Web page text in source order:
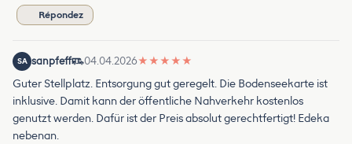
Répondez
SA sanpfeff 04.04.2026★ ★ ★ ★ ★
Guter Stellplatz. Entsorgung gut geregelt. Die Bodenseekarte ist
inklusive. Damit kann der öffentliche Nahverkehr kostenlos
genutzt werden. Dafür ist der Preis absolut gerechtfertigt! Edeka
nebenan.